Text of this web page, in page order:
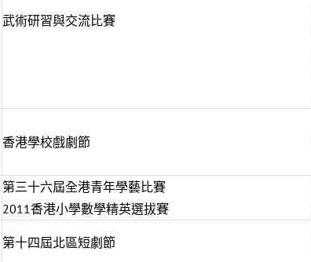
武術研習與交流比賽
香港學校戲劇節
第三十六屆全港青年學藝比賽
2011香港小學數學精英選拔賽
第十四屆北區短劇節